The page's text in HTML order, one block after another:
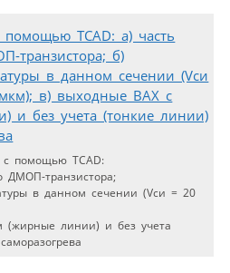
помощью TCAD:
ДМОП-транзистора;
в данном сечении (Vси = 20
(жирные линии) и без учета